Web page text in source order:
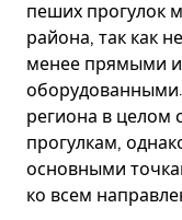
пеших прогулок
района, так как
менее прямыми
региона в целом
прогулкам,
основными
ко всем